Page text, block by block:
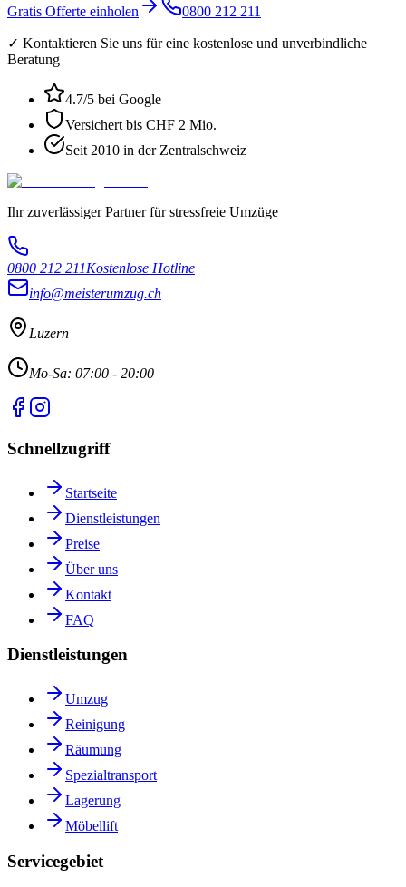
Gratis Offerte einholen 0800 212 211
✓ Kontaktieren Sie uns für eine kostenlose und unverbindliche
Beratung
4.7/5 bei Google
Versichert bis CHF 2 Mio.
Seit 2010 in der Zentralschweiz
Ihr zuverlässiger Partner für stressfreie Umzüge
0800 212 211Kostenlose Hotline
info@meisterumzug.ch
Luzern
Mo-Sa: 07:00 - 20:00
Schnellzugriff
Startseite
Dienstleistungen
Preise
Über uns
Kontakt
FAQ
Dienstleistungen
Umzug
Reinigung
Räumung
Spezialtransport
Lagerung
Möbellift
Servicegebiet